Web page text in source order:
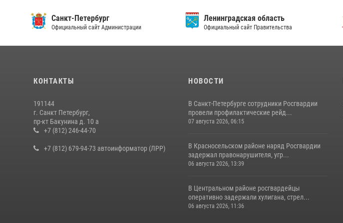
Санкт-Петербург
Официальный сайт Администрации
Ленинградская область
Официальный сайт Правительства
КОНТАКТЫ
191144
г. Санкт Петербург,
пр-кт Бакунина д. 10 а
+7 (812) 246-44-70
+7 (812) 679-94-73 автоинформатор (ЛРР)
НОВОСТИ
В Санкт-Петербурге сотрудники Росгвардии
провели профилактические рейд...
07 августа 2026, 06:15
В Красносельском районе наряд Росгвардии
задержал правонарушителя, угр...
06 августа 2026, 13:39
В Центральном районе росгвардейцы
оперативно задержали хулигана, стрел...
06 августа 2026, 11:36